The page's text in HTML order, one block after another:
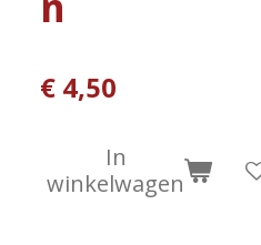
€ 4,50
In
winkelwagen